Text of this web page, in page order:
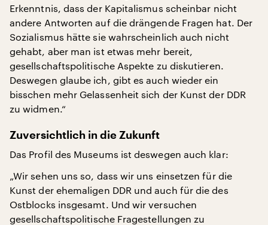
Erkenntnis, dass der Kapitalismus scheinbar nicht
andere Antworten auf die drängende Fragen hat. Der
Sozialismus hätte sie wahrscheinlich auch nicht
gehabt, aber man ist etwas mehr bereit,
gesellschaftspolitische Aspekte zu diskutieren.
Deswegen glaube ich, gibt es auch wieder ein
bisschen mehr Gelassenheit sich der Kunst der DDR
zu widmen.“
Zuversichtlich in die Zukunft
Das Profil des Museums ist deswegen auch klar:
„Wir sehen uns so, dass wir uns einsetzen für die
Kunst der ehemaligen DDR und auch für die des
Ostblocks insgesamt. Und wir versuchen
gesellschaftspolitische Fragestellungen zu